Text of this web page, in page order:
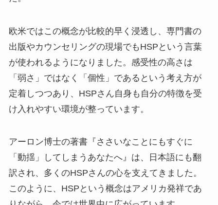
欧米ではこの概念が比較的早く浸透し、専門書の
出版やカウンセリングの現場でもHSPという言葉
が使われるようになりました。感受性の高さは
「弱さ」ではなく「個性」であるという考え方が
定着しつつあり、HSPさん自身も自分の特徴を受
け入れやすい環境が整っています。
アーロン博士の著書『ささいなことにもすぐに
「動揺」してしまうあなたへ』は、日本語にも翻
訳され、多くのHSPさんの心を支えてきました。
このように、HSPという概念はアメリカ発祥であ